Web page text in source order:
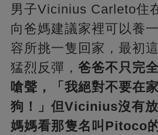
男子Vicinius Carleto住
向爸媽建議家裡可以養
容所挑一隻回家，最初
猛烈反彈， 爸爸不只完
嗆聲，「我絕對不要在
狗！」但Vicinius沒有
媽媽看那隻名叫Pitoco